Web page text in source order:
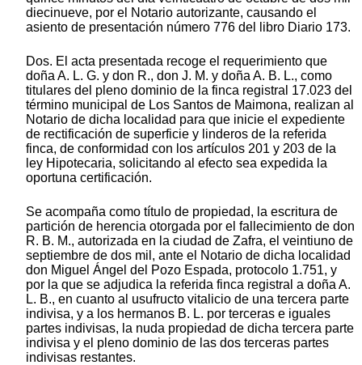
diecinueve, por el Notario autorizante, causando el
asiento de presentación número 776 del libro Diario 173.
Dos. El acta presentada recoge el requerimiento que
doña A. L. G. y don R., don J. M. y doña A. B. L., como
titulares del pleno dominio de la finca registral 17.023 del
término municipal de Los Santos de Maimona, realizan al
Notario de dicha localidad para que inicie el expediente
de rectificación de superficie y linderos de la referida
finca, de conformidad con los artículos 201 y 203 de la
ley Hipotecaria, solicitando al efecto sea expedida la
oportuna certificación.
Se acompaña como título de propiedad, la escritura de
partición de herencia otorgada por el fallecimiento de don
R. B. M., autorizada en la ciudad de Zafra, el veintiuno de
septiembre de dos mil, ante el Notario de dicha localidad
don Miguel Ángel del Pozo Espada, protocolo 1.751, y
por la que se adjudica la referida finca registral a doña A.
L. B., en cuanto al usufructo vitalicio de una tercera parte
indivisa, y a los hermanos B. L. por terceras e iguales
partes indivisas, la nuda propiedad de dicha tercera parte
indivisa y el pleno dominio de las dos terceras partes
indivisas restantes.